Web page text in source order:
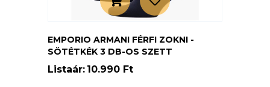
EMPORIO ARMANI FÉRFI ZOKNI -
SÖTÉTKÉK 3 DB-OS SZETT
Listaár: 10.990 Ft